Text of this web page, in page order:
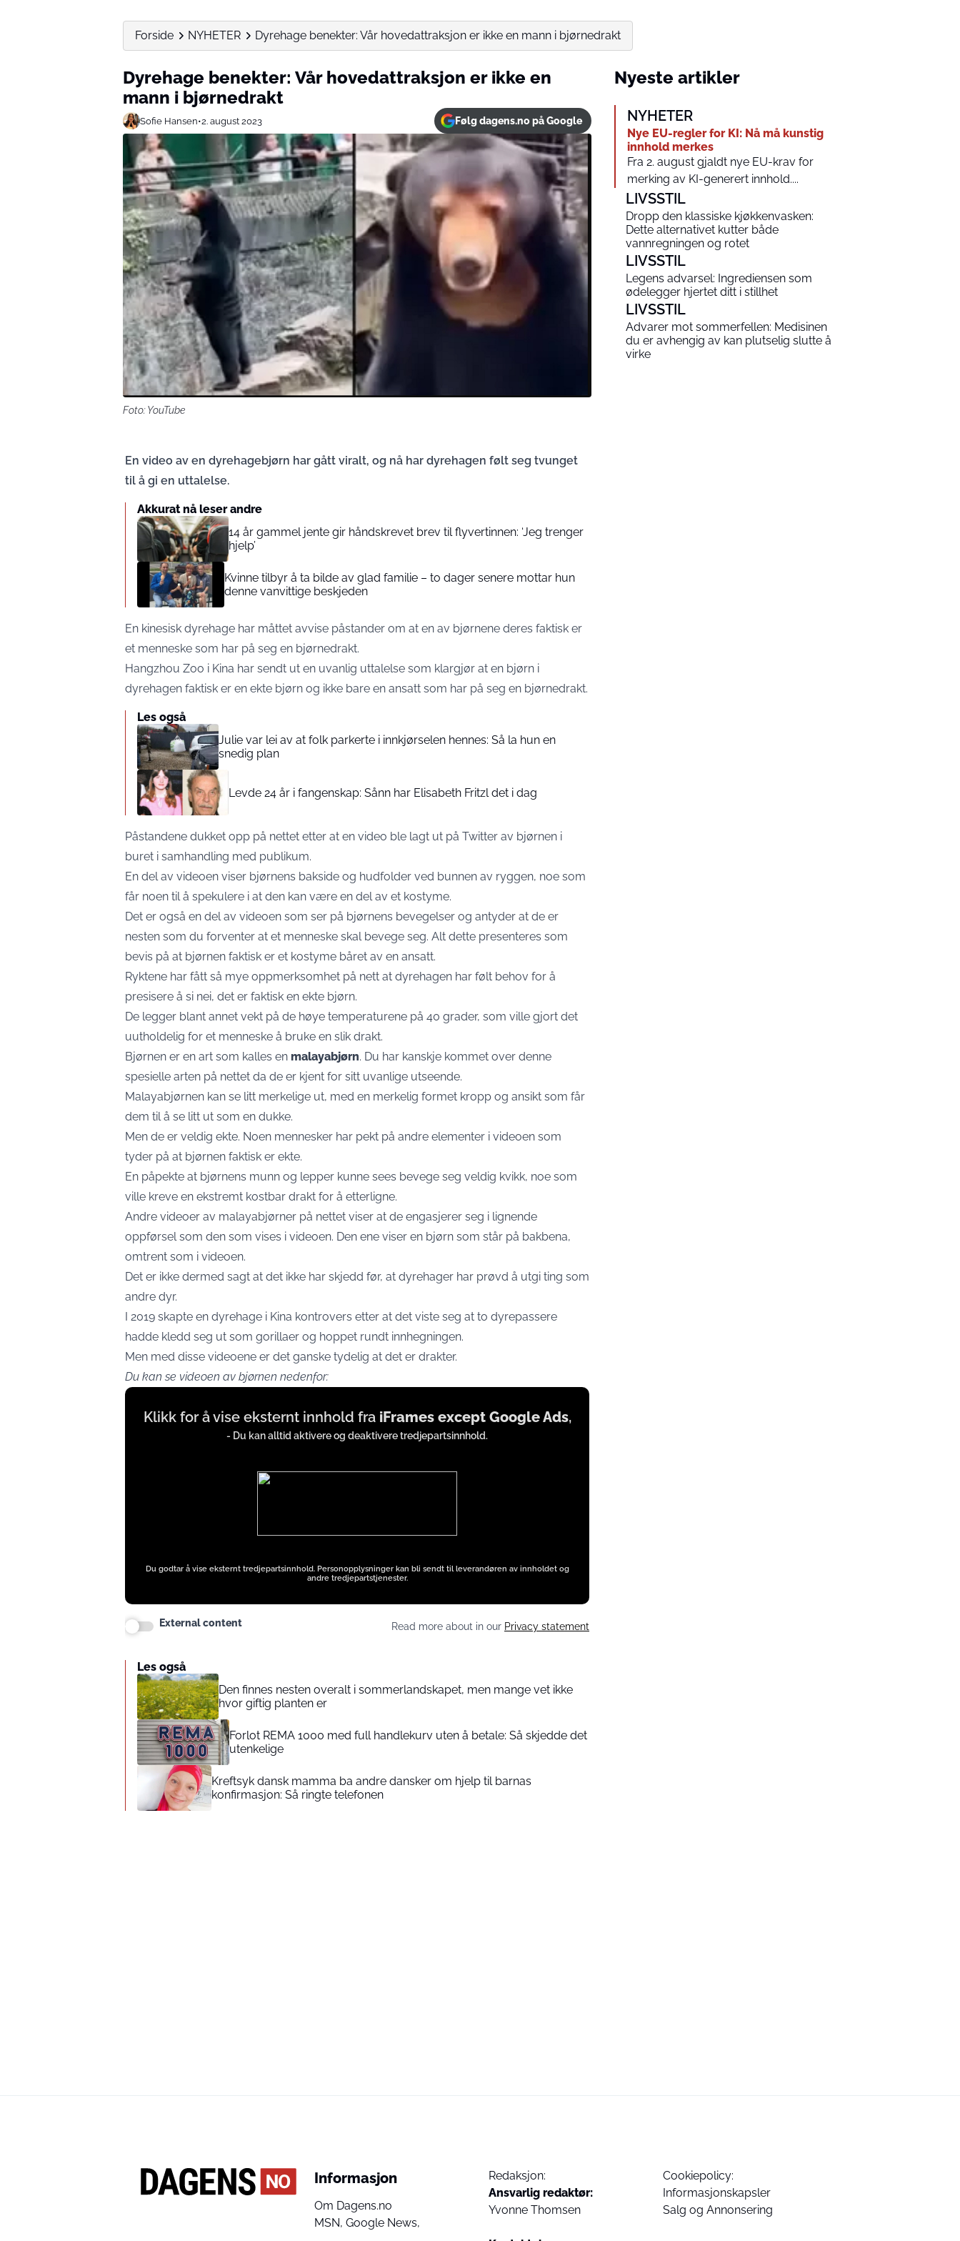
Forside NYHETER Dyrehage benekter: Vår hovedattraksjon er ikke en mann i bjørnedrakt
Dyrehage benekter: Vår hovedattraksjon er ikke en
mann i bjørnedrakt
Sofie Hansen•2. august 2023 Følg dagens.no på Google
Foto: YouTube
En video av en dyrehagebjørn har gått viralt, og nå har dyrehagen følt seg tvunget
til å gi en uttalelse.
Akkurat nå leser andre
14 år gammel jente gir håndskrevet brev til flyvertinnen: ‘Jeg trenger
hjelp’
Kvinne tilbyr å ta bilde av glad familie – to dager senere mottar hun
denne vanvittige beskjeden
En kinesisk dyrehage har måttet avvise påstander om at en av bjørnene deres faktisk er
et menneske som har på seg en bjørnedrakt.
Hangzhou Zoo i Kina har sendt ut en uvanlig uttalelse som klargjør at en bjørn i
dyrehagen faktisk er en ekte bjørn og ikke bare en ansatt som har på seg en bjørnedrakt.
Les også
Julie var lei av at folk parkerte i innkjørselen hennes: Så la hun en
snedig plan
Levde 24 år i fangenskap: Sånn har Elisabeth Fritzl det i dag
Påstandene dukket opp på nettet etter at en video ble lagt ut på Twitter av bjørnen i
buret i samhandling med publikum.
En del av videoen viser bjørnens bakside og hudfolder ved bunnen av ryggen, noe som
får noen til å spekulere i at den kan være en del av et kostyme.
Det er også en del av videoen som ser på bjørnens bevegelser og antyder at de er
nesten som du forventer at et menneske skal bevege seg. Alt dette presenteres som
bevis på at bjørnen faktisk er et kostyme båret av en ansatt.
Ryktene har fått så mye oppmerksomhet på nett at dyrehagen har følt behov for å
presisere å si nei, det er faktisk en ekte bjørn.
De legger blant annet vekt på de høye temperaturene på 40 grader, som ville gjort det
uutholdelig for et menneske å bruke en slik drakt.
Bjørnen er en art som kalles en malayabjørn. Du har kanskje kommet over denne
spesielle arten på nettet da de er kjent for sitt uvanlige utseende.
Malayabjørnen kan se litt merkelige ut, med en merkelig formet kropp og ansikt som får
dem til å se litt ut som en dukke.
Men de er veldig ekte. Noen mennesker har pekt på andre elementer i videoen som
tyder på at bjørnen faktisk er ekte.
En påpekte at bjørnens munn og lepper kunne sees bevege seg veldig kvikk, noe som
ville kreve en ekstremt kostbar drakt for å etterligne.
Andre videoer av malayabjørner på nettet viser at de engasjerer seg i lignende
oppførsel som den som vises i videoen. Den ene viser en bjørn som står på bakbena,
omtrent som i videoen.
Det er ikke dermed sagt at det ikke har skjedd før, at dyrehager har prøvd å utgi ting som
andre dyr.
I 2019 skapte en dyrehage i Kina kontrovers etter at det viste seg at to dyrepassere
hadde kledd seg ut som gorillaer og hoppet rundt innhegningen.
Men med disse videoene er det ganske tydelig at det er drakter.
Du kan se videoen av bjørnen nedenfor:
Display
content
Klikk for å vise eksternt innhold fra iFrames except Google Ads,
- Du kan alltid aktivere og deaktivere tredjepartsinnhold.
Du godtar å vise eksternt tredjepartsinnhold. Personopplysninger kan bli sendt til leverandøren av innholdet og
andre tredjepartstjenester.
External content Read more about in our Privacy statement
Les også
Den finnes nesten overalt i sommerlandskapet, men mange vet ikke
hvor giftig planten er
Forlot REMA 1000 med full handlekurv uten å betale: Så skjedde det
utenkelige
Kreftsyk dansk mamma ba andre dansker om hjelp til barnas
konfirmasjon: Så ringte telefonen
Nyeste artikler
NYHETER
Nye EU-regler for KI: Nå må kunstig
innhold merkes
Fra 2. august gjaldt nye EU-krav for
merking av KI-generert innhold....
LIVSSTIL
Dropp den klassiske kjøkkenvasken:
Dette alternativet kutter både
vannregningen og rotet
LIVSSTIL
Legens advarsel: Ingrediensen som
ødelegger hjertet ditt i stillhet
LIVSSTIL
Advarer mot sommerfellen: Medisinen
du er avhengig av kan plutselig slutte å
virke
Informasjon
Om Dagens.no
MSN, Google News,
Redaksjon:
Ansvarlig redaktør:
Yvonne Thomsen
Cookiepolicy:
Informasjonskapsler
Salg og Annonsering